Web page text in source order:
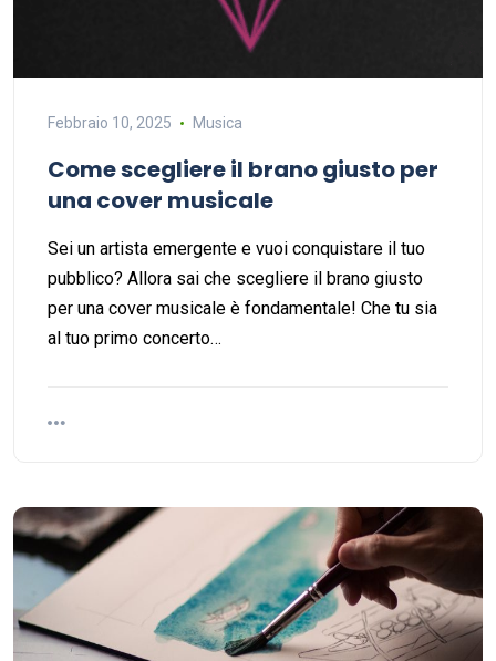
Febbraio 10, 2025 Musica
Come scegliere il brano giusto per
una cover musicale
Sei un artista emergente e vuoi conquistare il tuo
pubblico? Allora sai che scegliere il brano giusto
per una cover musicale è fondamentale! Che tu sia
al tuo primo concerto…